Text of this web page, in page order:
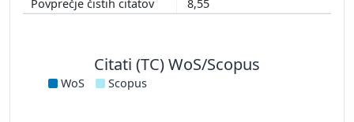
8,55
Citati (TC) WoS/Scopus
WoS Scopus